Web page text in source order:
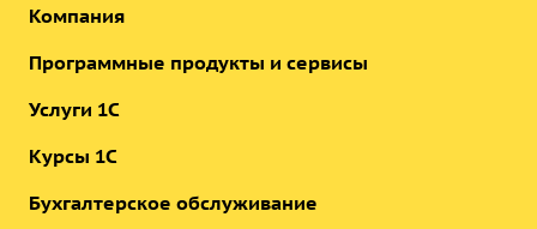
Компания
Программные продукты и сервисы
Услуги 1С
Курсы 1С
Бухгалтерское обслуживание